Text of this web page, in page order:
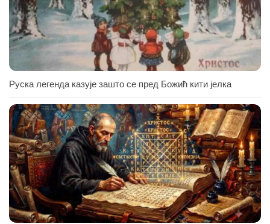
Руска легенда казује зашто се пред Божић кити јелка